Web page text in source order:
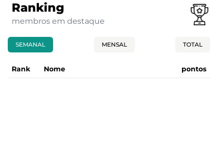
Ranking
membros em destaque
SEMANAL MENSAL TOTAL
Rank Nome pontos